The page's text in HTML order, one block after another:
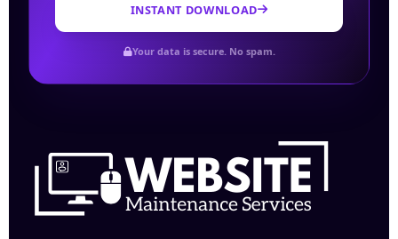
INSTANT DOWNLOAD
Your data is secure. No spam.